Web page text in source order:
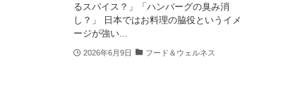
るスパイス？」「ハンバーグの臭み消
し？」 日本ではお料理の脇役というイメ
ージが強い...
2026年6月9日 フード＆ウェルネス